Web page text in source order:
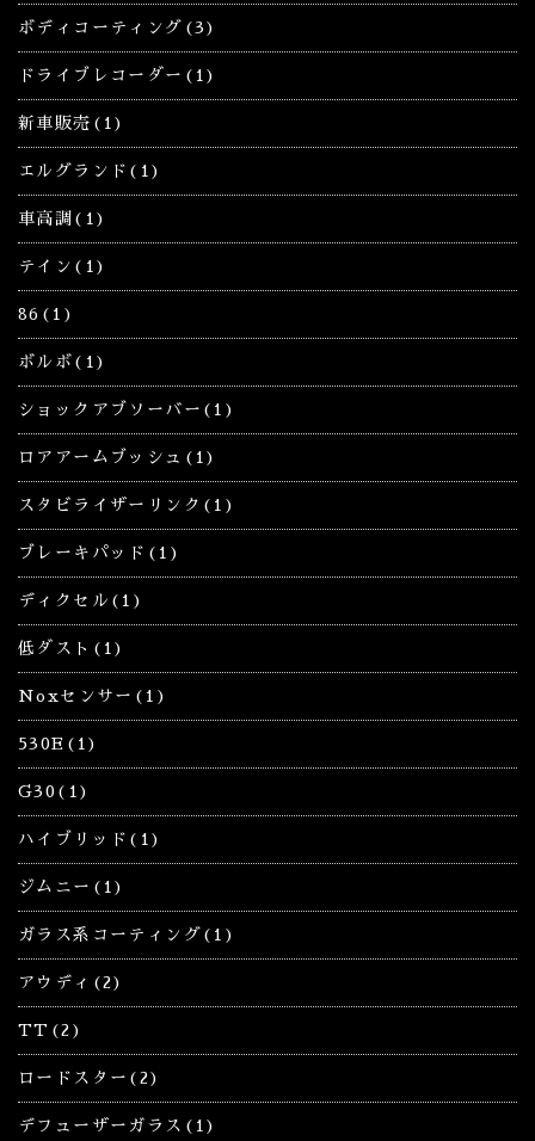
ボディコーティング(3)
ドライブレコーダー(1)
新車販売(1)
エルグランド(1)
車高調(1)
テイン(1)
86(1)
ボルボ(1)
ショックアブソーバー(1)
ロアアームブッシュ(1)
スタビライザーリンク(1)
ブレーキパッド(1)
ディクセル(1)
低ダスト(1)
Noxセンサー(1)
530E(1)
G30(1)
ハイブリッド(1)
ジムニー(1)
ガラス系コーティング(1)
アウディ(2)
TT(2)
ロードスター(2)
デフューザーガラス(1)